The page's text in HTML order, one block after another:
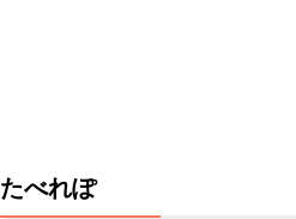
たべれぽ